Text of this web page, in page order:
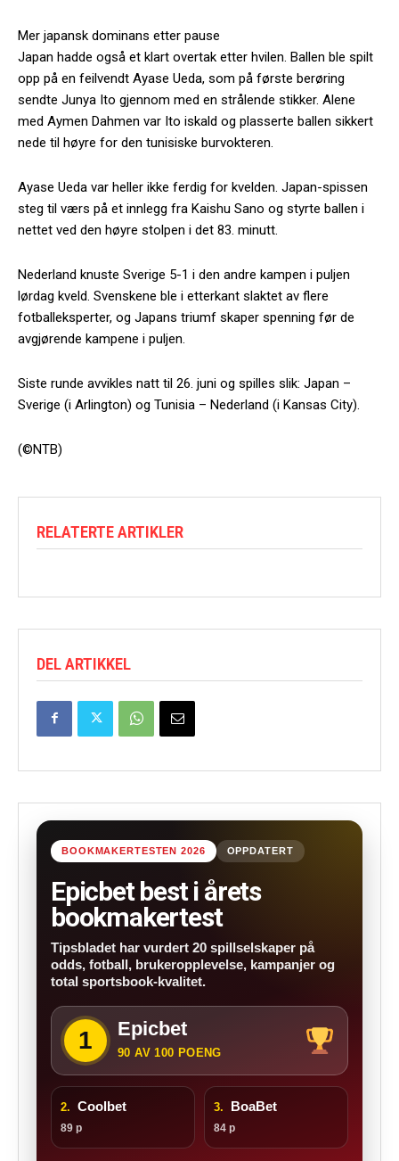
Mer japansk dominans etter pause
Japan hadde også et klart overtak etter hvilen. Ballen ble spilt
opp på en feilvendt Ayase Ueda, som på første berøring
sendte Junya Ito gjennom med en strålende stikker. Alene
med Aymen Dahmen var Ito iskald og plasserte ballen sikkert
nede til høyre for den tunisiske burvokteren.
Ayase Ueda var heller ikke ferdig for kvelden. Japan-spissen
steg til værs på et innlegg fra Kaishu Sano og styrte ballen i
nettet ved den høyre stolpen i det 83. minutt.
Nederland knuste Sverige 5-1 i den andre kampen i puljen
lørdag kveld. Svenskene ble i etterkant slaktet av flere
fotballeksperter, og Japans triumf skaper spenning før de
avgjørende kampene i puljen.
Siste runde avvikles natt til 26. juni og spilles slik: Japan –
Sverige (i Arlington) og Tunisia – Nederland (i Kansas City).
(©NTB)
RELATERTE ARTIKLER
DEL ARTIKKEL
BOOKMAKERTESTEN 2026 OPPDATERT
Epicbet best i årets
bookmakertest
Tipsbladet har vurdert 20 spillselskaper på
odds, fotball, brukeropplevelse, kampanjer og
total sportsbook-kvalitet.
1 Epicbet
90 AV 100 POENG
2. Coolbet
89 p
3. BoaBet
84 p